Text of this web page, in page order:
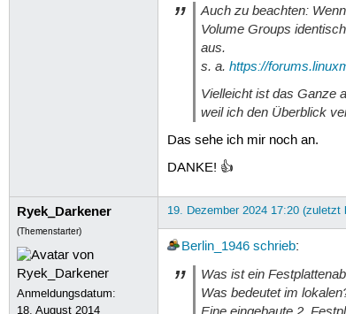
Auch zu beachten:
Volume Groups
aus.
s. a. https://
Vielleicht ist das Ganze
weil ich den Überblick
Das sehe ich mir noch an.
DANKE! 👍
Ryek_Darkener
(Themenstarter)
Anmeldungsdatum:
18. August 2014
19. Dezember 2024 17:20
Berlin_1946 schrieb:
Was ist ein
Was bedeutet im